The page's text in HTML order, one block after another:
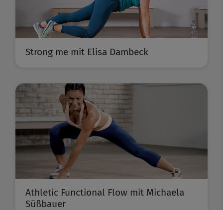
Strong me mit Elisa Dambeck
Athletic Functional Flow mit Michaela
Süßbauer